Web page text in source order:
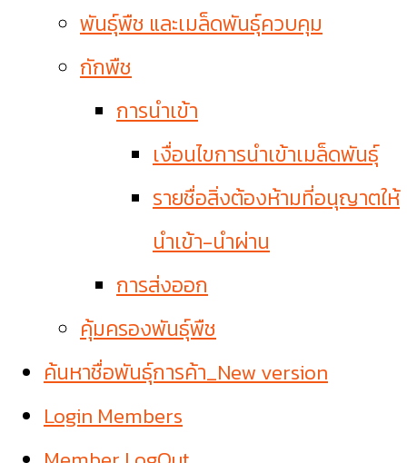
พันธุ์พืช และเมล็ดพันธุ์ควบคุม
กักพืช
การนำเข้า
เงื่อนไขการนำเข้าเมล็ดพันธุ์
รายชื่อสิ่งต้องห้ามที่อนุญาตให้
นำเข้า-นำผ่าน
การส่งออก
คุ้มครองพันธุ์พืช
ค้นหาชื่อพันธุ์การค้า_New version
Login Members